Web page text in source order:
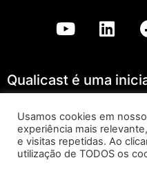
Qualicast é uma
Qualicast – ForLogic |
Usamos cookies em
experiência mais
e visitas repetidas. Ao
utilização de TODOS os